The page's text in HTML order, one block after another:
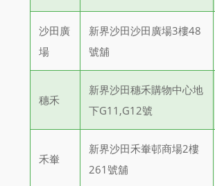
沙田廣
場
新界沙田沙田廣場3樓48
號舖
穗禾
新界沙田穗禾購物中心地
下G11,G12號
禾輋
新界沙田禾輋邨商場2樓
261號舖